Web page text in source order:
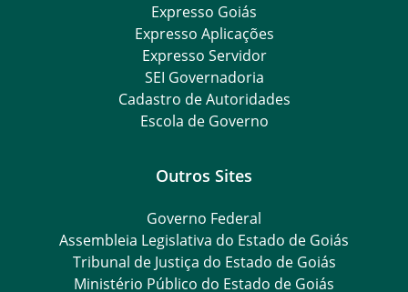
Expresso Goiás
Expresso Aplicações
Expresso Servidor
SEI Governadoria
Cadastro de Autoridades
Escola de Governo
Outros Sites
Governo Federal
Assembleia Legislativa do Estado de Goiás
Tribunal de Justiça do Estado de Goiás
Ministério Público do Estado de Goiás